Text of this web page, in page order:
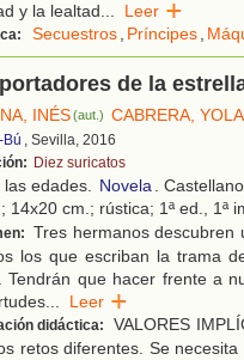
y la lealtad... Leer
Secuestros, Príncipes,
de la
INÉS(aut.) CABRERA,
Bú , Sevilla, 2016
Diez suricatos
las edades. Novela.
14x20 cm.; rústica; 1ª ed., 1ª
Tres hermanos descubren
los que escriban la trama
Tendrán que hacer frente a
... Leer
didáctica:
VALORES
retos diferentes. Se